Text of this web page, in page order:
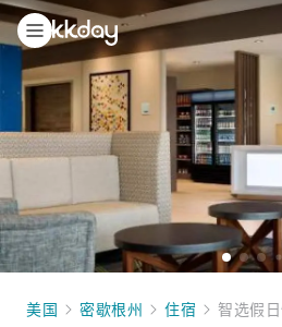
美国 密歇根州 住宿 智选假